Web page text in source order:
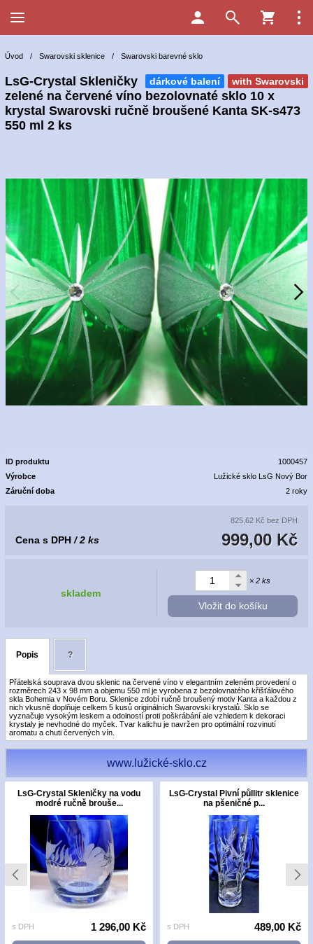
Úvod / Swarovski sklenice / Swarovski barevné sklo
with Swarovski
dárkové balení
LsG-Crystal Skleničky
zelené na červené víno bezolovnaté sklo 10 x
krystal Swarovski ručně broušené Kanta SK-s473
550 ml 2 ks
ID produktu
1000457
Výrobce
Lužické sklo LsG Nový Bor
Záruční doba
2 roky
825,62 Kč bez DPH
999,00 Kč
Cena s DPH / 2 ks
skladem
× 2 ks
Vložit do košíku
Popis ?
Přátelská souprava dvou sklenic na červené víno v elegantním zeleném provedení o
rozměrech 243 x 98 mm a objemu 550 ml je vyrobena z bezolovnatého křišťálového
skla Bohemia v Novém Boru. Sklenice zdobí ručně broušený motiv Kanta a každou z
nich vkusně doplňuje celkem 5 kusů originálních Swarovski krystalů. Sklo se
vyznačuje vysokým leskem a odolností proti poškrábání ale vzhledem k dekoraci
krystaly je nevhodné do myček. Tvar kalichu je navržen pro optimální rozvinutí
aromatu a chuti červených vín.
www.lužické-sklo.cz
LsG-Crystal Skleničky na vodu
modré ručně brouše...
s DPH 1 296,00 Kč
LsG-Crystal Pivní půllitr sklenice
na pšeničné p...
s DPH 489,00 Kč